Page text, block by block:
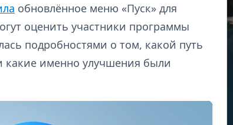
обновлённое меню «Пуск» для
оценить участники программы
подробностями о том, какой путь
какие именно улучшения были